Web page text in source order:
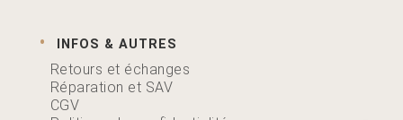
INFOS & AUTRES
Retours et échanges
Réparation et SAV
CGV